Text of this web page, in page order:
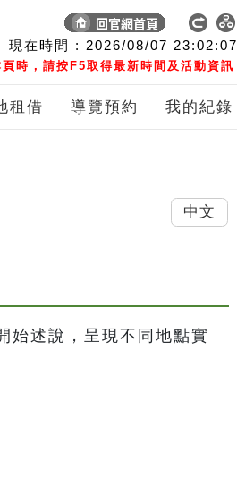
現在時間 : 2026/08/07 23:02:07
時，請按F5取得最新時間及活動資訊
租借 導覽預約 我的紀錄
始述說，呈現不同地點實